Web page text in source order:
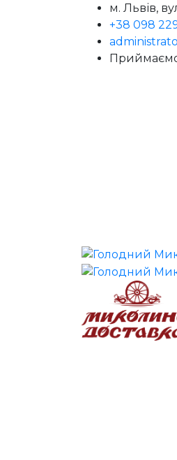
м. Львів,
+38 098
Приймаємо